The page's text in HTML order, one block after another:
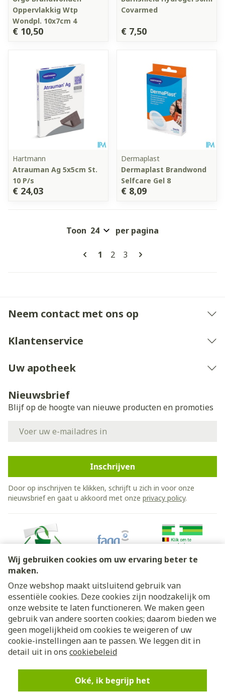
Wij gebruiken cookies om uw ervaring beter te
maken.
Onze webshop maakt uitsluitend gebruik van
essentiële cookies. Deze cookies zijn noodzakelijk om
onze website te laten functioneren. We maken geen
gebruik van andere soorten cookies; daarom bieden we
geen mogelijkheid om cookies te weigeren of uw
cookie-instellingen aan te passen. We leggen dit in
detail uit in ons cookiebeleid
Oké, ik begrijp het
Oppervlakkig Wtp
Wondpl. 10x7cm 4
€ 10,50
Covarmed
€ 7,50
Hartmann
Atrauman Ag 5x5cm St.
10 P/s
€ 24,03
Dermaplast
Dermaplast Brandwond
Selfcare Gel 8
€ 8,09
Pagina's
U lees momenteel pagina
1 Pagina
2 Pagina
3
Toon per pagina
Neem contact met ons op
Klantenservice
Uw apotheek
Nieuwsbrief
Blijf op de hoogte van nieuwe producten en promoties
Inschrijven
Door op inschrijven te klikken, schrijft u zich in voor onze
nieuwsbrief en gaat u akkoord met onze privacy policy.
Juridische links